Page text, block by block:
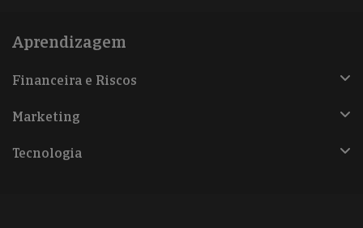
Aprendizagem
Financeira e Riscos
Marketing
Tecnologia